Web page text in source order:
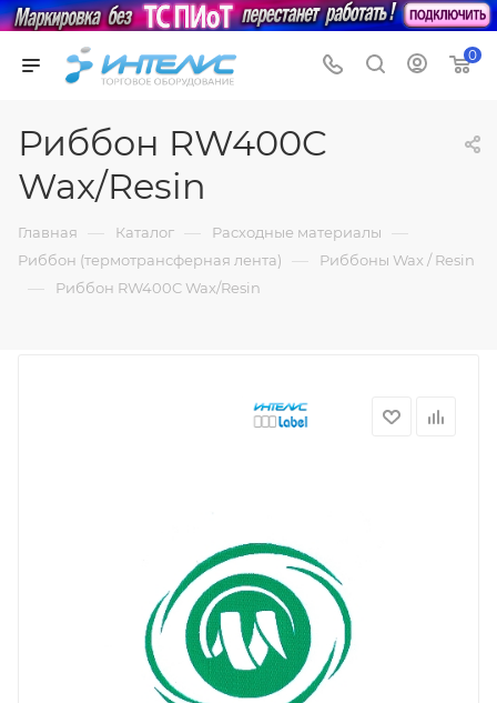
0
Риббон RW400C
Wax/Resin
Главная — Каталог — Расходные материалы —
Риббон (термотрансферная лента) — Риббоны Wax / Resin
— Риббон RW400C Wax/Resin